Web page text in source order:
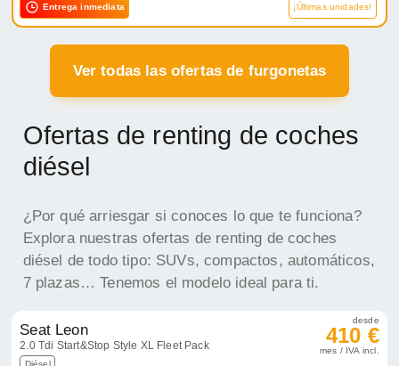
Entrega inmediata ¡Últimas unidades!
Ver todas las ofertas de furgonetas
Ofertas de renting de coches
diésel
¿Por qué arriesgar si conoces lo que te funciona?
Explora nuestras ofertas de renting de coches
diésel de todo tipo: SUVs, compactos, automáticos,
7 plazas… Tenemos el modelo ideal para ti.
Seat Leon
2.0 Tdi Start&Stop Style XL Fleet Pack
desde
410 €
mes / IVA incl.